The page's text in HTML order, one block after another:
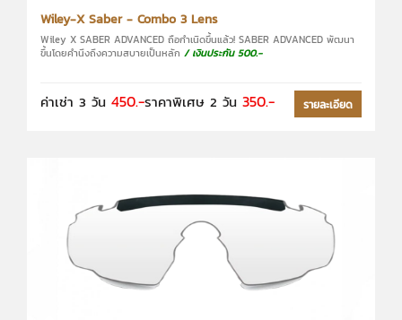
Wiley-X Saber - Combo 3 Lens
Wiley X SABER ADVANCED ถือกำเนิดขึ้นแล้ว! SABER ADVANCED พัฒนา
ขึ้นโดยคำนึงถึงความสบายเป็นหลัก / เงินประกัน 500.-
ค่าเช่า 3 วัน 450.-ราคาพิเศษ 2 วัน 350.- รายละเอียด